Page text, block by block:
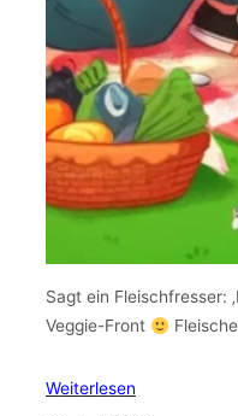
Sagt ein Fleischfresser:
Veggie-Front
Weiterlesen